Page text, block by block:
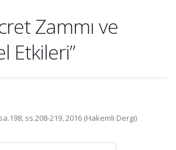
Zammı ve
Etkileri”
ss.208-219, 2016 (Hakemli Dergi)